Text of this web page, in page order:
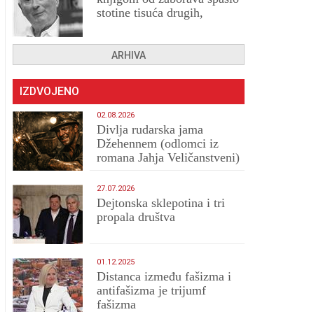
stotine tisuća drugih,
ARHIVA
IZDVOJENO
02.08.2026
Divlja rudarska jama
Džehennem (odlomci iz
romana Jahja Veličanstveni)
27.07.2026
Dejtonska sklepotina i tri
propala društva
01.12.2025
Distanca između fašizma i
antifašizma je trijumf
fašizma